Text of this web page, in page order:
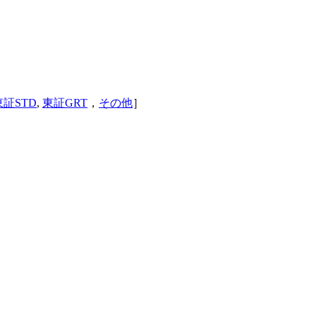
証STD, 東証GRT ， その他］